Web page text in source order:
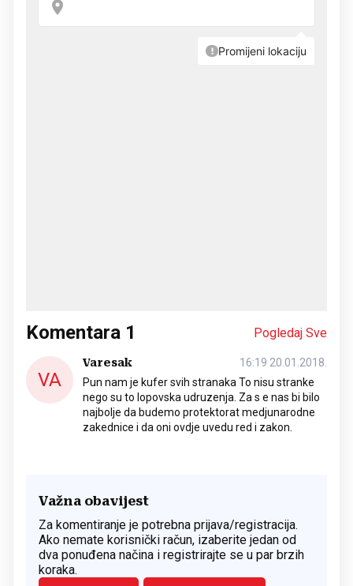
Komentara 1 Pogledaj Sve
VA
Varesak
16:19 20.01.2018.
Pun nam je kufer svih stranaka To nisu stranke
nego su to lopovska udruzenja. Za s e nas bi bilo
najbolje da budemo protektorat medjunarodne
zakednice i da oni ovdje uvedu red i zakon.
Važna obavijest
Za komentiranje je potrebna prijava/registracija.
Ako nemate korisnički račun, izaberite jedan od
dva ponuđena načina i registrirajte se u par brzih
koraka.